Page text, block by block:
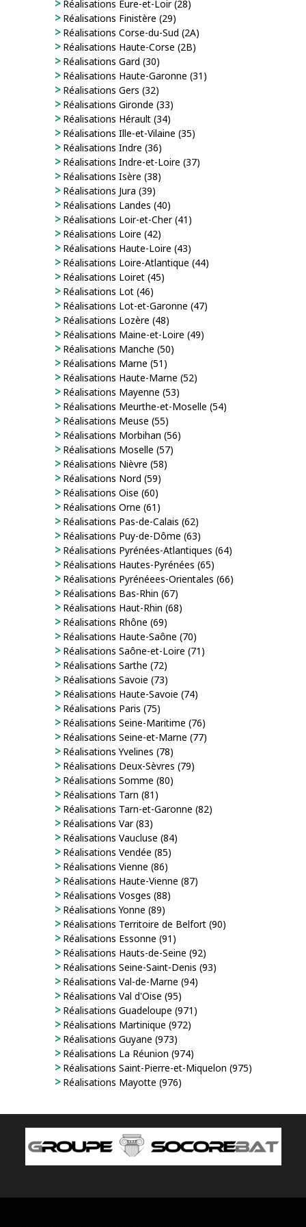
Réalisations Eure-et-Loir (28)
Réalisations Finistère (29)
Réalisations Corse-du-Sud (2A)
Réalisations Haute-Corse (2B)
Réalisations Gard (30)
Réalisations Haute-Garonne (31)
Réalisations Gers (32)
Réalisations Gironde (33)
Réalisations Hérault (34)
Réalisations Ille-et-Vilaine (35)
Réalisations Indre (36)
Réalisations Indre-et-Loire (37)
Réalisations Isère (38)
Réalisations Jura (39)
Réalisations Landes (40)
Réalisations Loir-et-Cher (41)
Réalisations Loire (42)
Réalisations Haute-Loire (43)
Réalisations Loire-Atlantique (44)
Réalisations Loiret (45)
Réalisations Lot (46)
Réalisations Lot-et-Garonne (47)
Réalisations Lozère (48)
Réalisations Maine-et-Loire (49)
Réalisations Manche (50)
Réalisations Marne (51)
Réalisations Haute-Marne (52)
Réalisations Mayenne (53)
Réalisations Meurthe-et-Moselle (54)
Réalisations Meuse (55)
Réalisations Morbihan (56)
Réalisations Moselle (57)
Réalisations Nièvre (58)
Réalisations Nord (59)
Réalisations Oise (60)
Réalisations Orne (61)
Réalisations Pas-de-Calais (62)
Réalisations Puy-de-Dôme (63)
Réalisations Pyrénées-Atlantiques (64)
Réalisations Hautes-Pyrénées (65)
Réalisations Pyrénéees-Orientales (66)
Réalisations Bas-Rhin (67)
Réalisations Haut-Rhin (68)
Réalisations Rhône (69)
Réalisations Haute-Saône (70)
Réalisations Saône-et-Loire (71)
Réalisations Sarthe (72)
Réalisations Savoie (73)
Réalisations Haute-Savoie (74)
Réalisations Paris (75)
Réalisations Seine-Maritime (76)
Réalisations Seine-et-Marne (77)
Réalisations Yvelines (78)
Réalisations Deux-Sèvres (79)
Réalisations Somme (80)
Réalisations Tarn (81)
Réalisations Tarn-et-Garonne (82)
Réalisations Var (83)
Réalisations Vaucluse (84)
Réalisations Vendée (85)
Réalisations Vienne (86)
Réalisations Haute-Vienne (87)
Réalisations Vosges (88)
Réalisations Yonne (89)
Réalisations Territoire de Belfort (90)
Réalisations Essonne (91)
Réalisations Hauts-de-Seine (92)
Réalisations Seine-Saint-Denis (93)
Réalisations Val-de-Marne (94)
Réalisations Val d'Oise (95)
Réalisations Guadeloupe (971)
Réalisations Martinique (972)
Réalisations Guyane (973)
Réalisations La Réunion (974)
Réalisations Saint-Pierre-et-Miquelon (975)
Réalisations Mayotte (976)